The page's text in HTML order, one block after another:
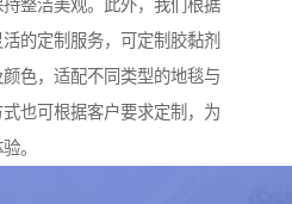
整洁美观。此外，我们根据
的定制服务，可定制胶黏剂
色，适配不同类型的地毯与
也可根据客户要求定制，为
。